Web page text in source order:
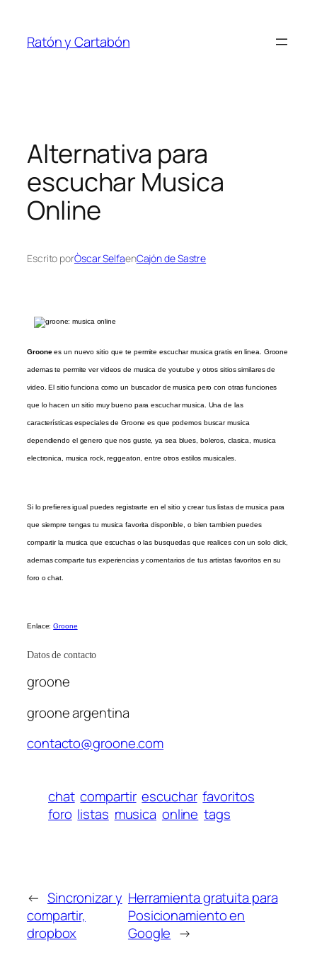
contenido
Ratón y Cartabón
Alternativa para
escuchar Musica
Online
Escrito porÒscar SelfaenCajón de Sastre
Groonees un nuevo sitio que te permite escuchar musica gratis en linea. Groone
ademas te permite ver videos de musica de youtube y otros sitios similares de
video. El sitio funciona como un buscador de musica pero con otras funciones
que lo hacen un sitio muy bueno para escuchar musica. Una de las
características especiales de Groone es que podemos buscar musica
dependiendo el genero que nos guste, ya sea blues, boleros, clasica, musica
electronica, musica rock, reggeaton, entre otros estilos musicales.
Si lo prefieres igual puedes registrarte en el sitio y crear tus listas de musica para
que siempre tengas tu musica favorita disponible, o bien tambien puedes
compartir la musica que escuchas o las busquedas que realices con un solo click,
ademas comparte tus experiencias y comentarios de tus artistas favoritos en su
foro o chat.
Enlace:Groone
Datos de contacto
groone
groone argentina
contacto@groone.com
chat compartir escuchar favoritos
foro listas musica online tags
← Sincronizar y
compartir,
dropbox
Herramienta gratuita para
Posicionamiento en
Google →